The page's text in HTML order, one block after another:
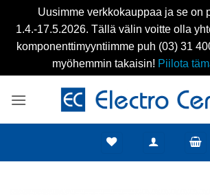
Uusimme verkkokauppaa ja se on
1.4.-17.5.2026. Tällä välin voitte olla
komponenttimyyntiimme puh (03) 31
myöhemmin takaisin! Piilota